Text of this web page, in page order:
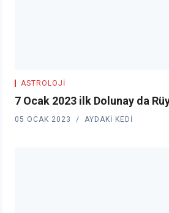
ASTROLOJI
7 Ocak 2023 ilk Dolunay da
05 OCAK 2023 AYDAKI KEDI